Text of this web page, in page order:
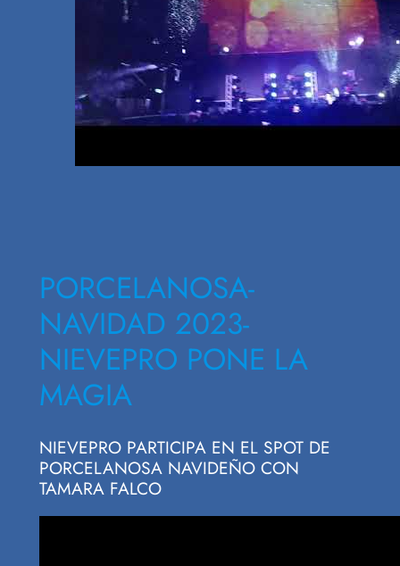
PORCELANOSA-
NAVIDAD 2023-
NIEVEPRO PONE LA
MAGIA
NIEVEPRO PARTICIPA EN EL SPOT DE
PORCELANOSA NAVIDEÑO CON
TAMARA FALCO